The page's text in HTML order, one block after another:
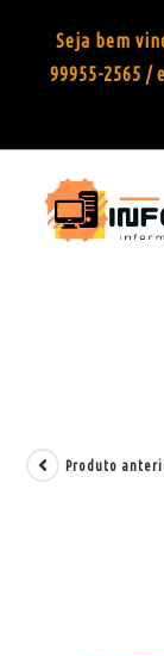
Seja bem
99955-2565
Produto